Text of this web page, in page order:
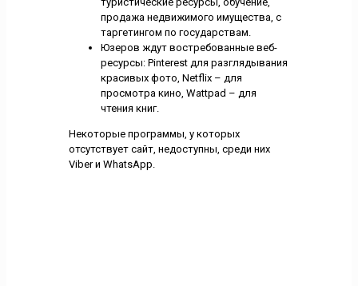
продажа недвижимого имущества, с
таргетингом по государствам.
Юзеров ждут востребованные веб-
ресурсы: Pinterest для разглядывания
красивых фото, Netflix – для
просмотра кино, Wattpad – для
чтения книг.
Некоторые программы, у которых
отсутствует сайт, недоступны, среди них
Viber и WhatsApp.